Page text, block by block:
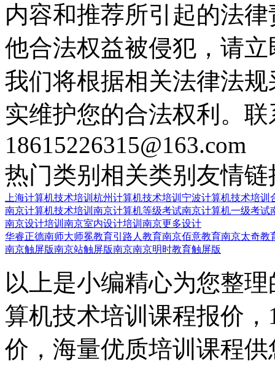
内容和推荐所引起的法
他合法权益被侵犯，请
我们将根据相关法律法
实维护您的合法权利。
18615226315@163.com
热门类别 相关类别 友情链
上海计算机技术培训 杭州计算机技术培训 宁波计算机技术培训
南京计算机技术培训 南京计算机等级考试南京计算机一级考试
南京设计培训 南京室内设计培训 南京更多设计
华睿正德南师大师冕教育引路人教育南京佰意教育南京太奇教
南京触屏版南京站触屏版南京南京明时教育触屏版
以上是小编精心为您整
算机技术培训课程报价
价，海量优质培训课程